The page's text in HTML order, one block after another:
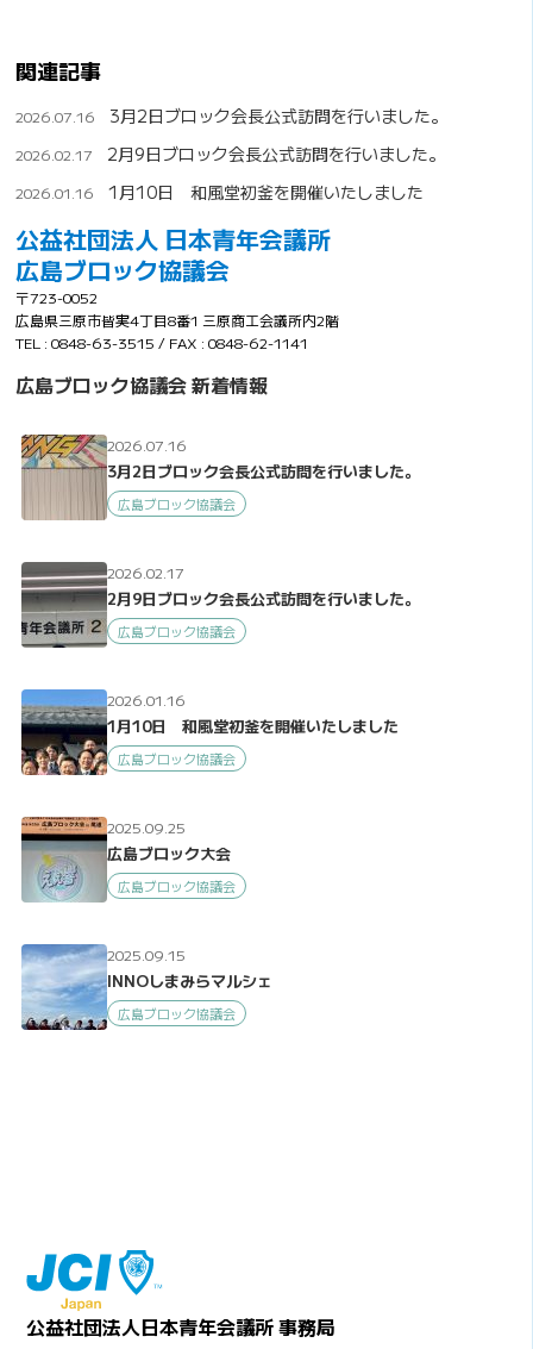
関連記事
2026.07.16 3月2日ブロック会長公式訪問を行いました。
2026.02.17 2月9日ブロック会長公式訪問を行いました。
2026.01.16 1月10日 和風堂初釜を開催いたしました
公益社団法人 日本青年会議所
広島ブロック協議会
〒723-0052
広島県三原市皆実4丁目8番1 三原商工会議所内2階
TEL : 0848-63-3515 / FAX : 0848-62-1141
広島ブロック協議会 新着情報
2026.07.16
3月2日ブロック会長公式訪問を行いました。
広島ブロック協議会
2026.02.17
2月9日ブロック会長公式訪問を行いました。
広島ブロック協議会
2026.01.16
1月10日 和風堂初釜を開催いたしました
広島ブロック協議会
2025.09.25
広島ブロック大会
広島ブロック協議会
2025.09.15
INNOしまみらマルシェ
広島ブロック協議会
公益社団法人日本青年会議所 事務局